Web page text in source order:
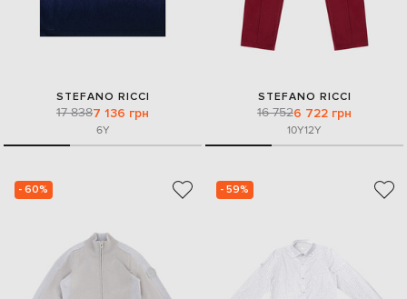
STEFANO RICCI
17 8387 136 грн
6Y
STEFANO RICCI
16 7526 722 грн
10Y12Y
- 60% - 59%